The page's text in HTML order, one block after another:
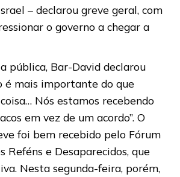
– declarou greve geral, com
o governo a chegar a
pública, Bar-David declarou
é mais importante do que
Nós estamos recebendo
em vez de um acordo”. O
foi bem recebido pelo Fórum
Reféns e Desaparecidos, que
Nesta segunda-feira, porém,